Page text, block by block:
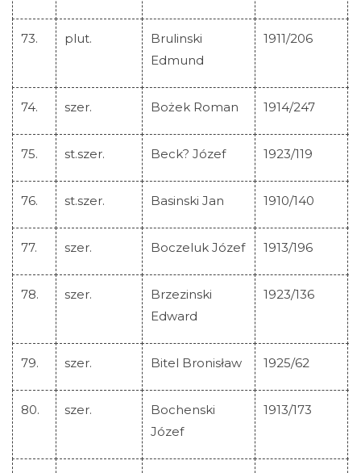
73. plut.
Brulinski
Edmund
1911/206
74. szer. Bożek Roman 1914/247
75. st.szer. Beck? Józef 1923/119
76. st.szer. Basinski Jan 1910/140
77. szer. Boczeluk Józef 1913/196
78. szer.
Brzezinski
Edward
1923/136
79. szer. Bitel Bronisław 1925/62
80. szer.
Bochenski
Józef
1913/173